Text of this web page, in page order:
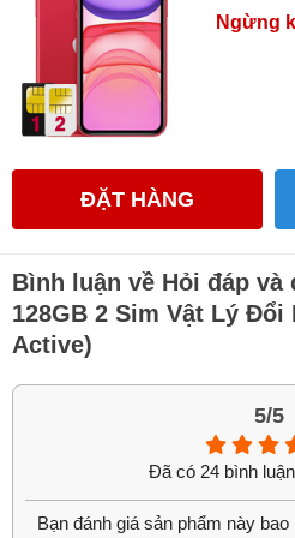
không thể đẹp hơn
phối đều được kiểm định, lựa
tiêu chuẩn nghiêm ngặt nhất.
hàng đầy đủ màu sắc để khách
phẩm ưng ý nhất cả về chất
iPhone 11 128GB Quốc
nguyên bản, chưa qua sửa
HungMobile cam kết bán ra
zin, nguyên bản, chưa qua sửa
vậy, khi mua iPhone 11, đội
Ngừng
ĐẶT HÀNG
Bình luận về Hỏi đáp và
128GB 2 Sim Vật Lý Đổi
Active)
5/5
Đã có 24 bình
Bạn đánh giá sản phẩm này bao